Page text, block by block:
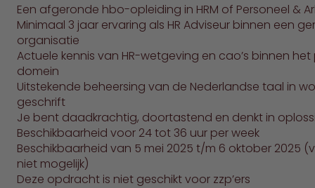
Een afgeronde hbo-opleiding in HRM of Personeel &
Minimaal 3 jaar ervaring als HR Adviseur binnen een
organisatie
Actuele kennis van HR-wetgeving en cao’s binnen het
domein
Uitstekende beheersing van de Nederlandse taal in
geschrift
Je bent daadkrachtig, doortastend en denkt in
Beschikbaarheid voor 24 tot 36 uur per week
Beschikbaarheid van 5 mei 2025 t/m 6 oktober 2025
niet mogelijk)
Deze opdracht is niet geschikt voor zzp’ers